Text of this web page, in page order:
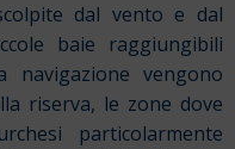
dal vento e dal
baie raggiungibili
vengono
riserva, le zone dove
particolarmente